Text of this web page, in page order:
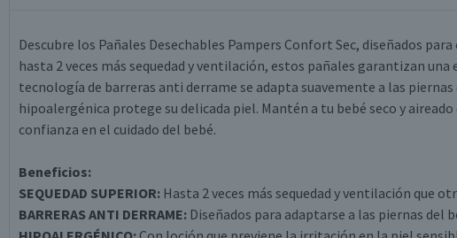
Descubre los Pañales Desechables Pampers Confort Sec, diseñados
hasta 2 veces más sequedad y ventilación, estos pañales garantizan
tecnología de barreras anti derrame se adapta suavemente a las
hipoalergénica protege su delicada piel. Mantén a tu bebé seco y
confianza en el cuidado del bebé.
Beneficios:
SEQUEDAD SUPERIOR: Hasta 2 veces más sequedad y ventilación que
BARRERAS ANTI DERRAME: Diseñados para adaptarse a las piernas del